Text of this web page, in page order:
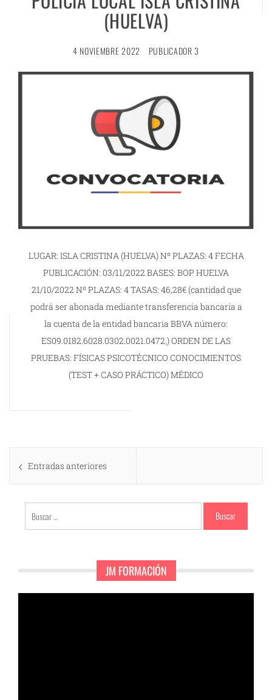
(HUELVA)
4 NOVIEMBRE 2022 PUBLICADOR 3
LUGAR: ISLA CRISTINA (HUELVA) Nº PLAZAS: 4 FECHA
PUBLICACIÓN: 03/11/2022 BASES: BOP HUELVA
21/10/2022 Nº PLAZAS: 4 TASAS: 46,28€ (cantidad que
podrá ser abonada mediante transferencia bancaria a
la cuenta de la entidad bancaria BBVA número:
ES09.0182.6028.0302.0021.0472,) ORDEN DE LAS
PRUEBAS: FÍSICAS PSICOTÉCNICO CONOCIMIENTOS
(TEST + CASO PRÁCTICO) MÉDICO
Navegación
de
entradas
Entradas anteriores
Buscar:
JM FORMACIÓN